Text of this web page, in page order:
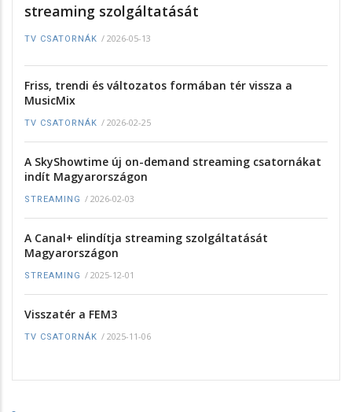
streaming szolgáltatását
TV CSATORNÁK / 2026-05-13
Friss, trendi és változatos formában tér vissza a
MusicMix
TV CSATORNÁK / 2026-02-25
A SkyShowtime új on-demand streaming csatornákat
indít Magyarországon
STREAMING / 2026-02-03
A Canal+ elindítja streaming szolgáltatását
Magyarországon
STREAMING / 2025-12-01
Visszatér a FEM3
TV CSATORNÁK / 2025-11-06